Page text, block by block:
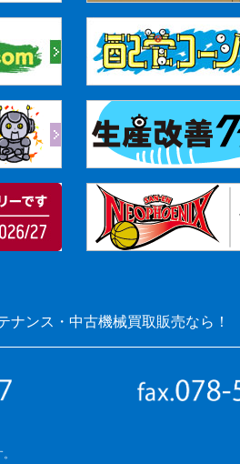
ンス・中古機械買取販売なら！